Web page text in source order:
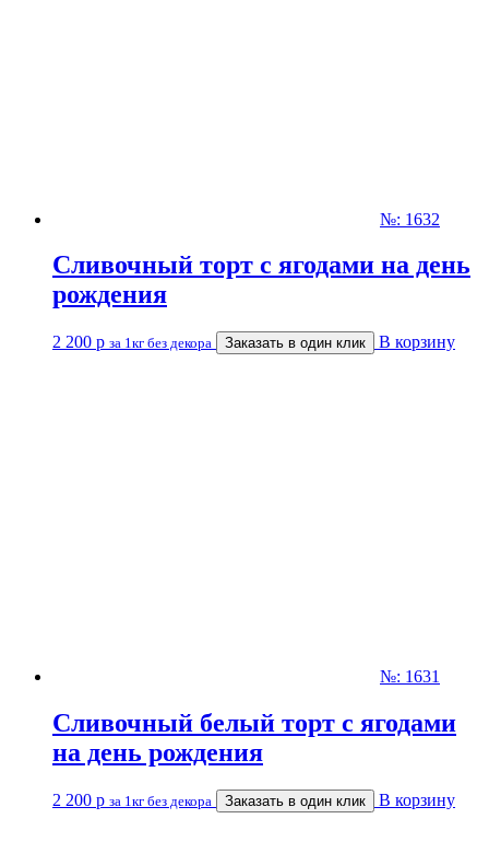
№: 1632
Сливочный торт с ягодами на день
рождения
2 200 р за 1кг без декора Заказать в один клик В корзину
№: 1631
Сливочный белый торт с ягодами
на день рождения
2 200 р за 1кг без декора Заказать в один клик В корзину